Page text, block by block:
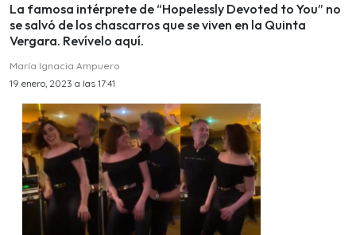
La famosa intérprete de “Hopelessly Devoted to You” no
se salvó de los chascarros que se viven en la Quinta
Vergara. Revívelo aquí.
María Ignacia Ampuero
19 enero, 2023 a las 17:41